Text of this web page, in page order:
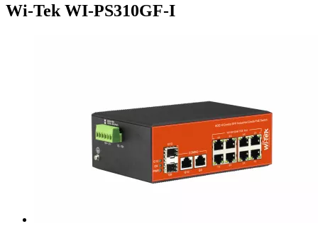
Wi-Tek WI-PS310GF-I